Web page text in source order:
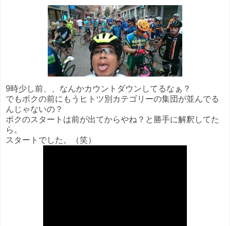
9時少し前、、なんかカウントダウンしてるなぁ？
でもボクの前にもうヒトツ別カテゴリーの集団が並んでる
んじゃないの？
ボクのスタートは前が出てからやね？と勝手に解釈してた
ら。
スタートでした。（笑）